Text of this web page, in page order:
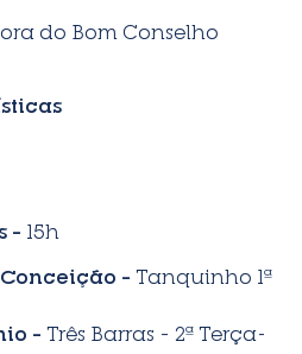
do Bom Conselho
– 15h
– Tanquinho 1ª
– Três Barras – 2ª Terça-